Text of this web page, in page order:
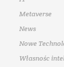
Metaverse
News
Nowe
Własnośc